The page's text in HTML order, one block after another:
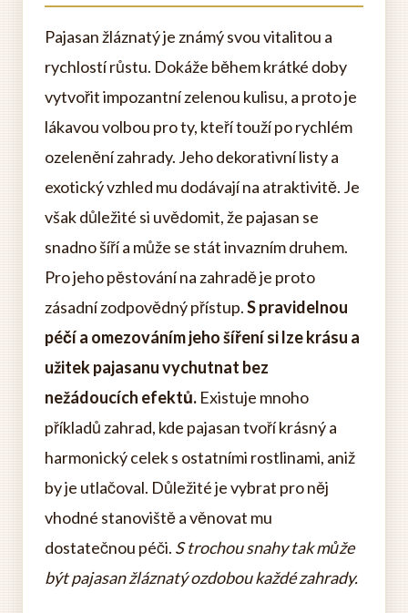
Pajasan žláznatý je známý svou vitalitou a
rychlostí růstu. Dokáže během krátké doby
vytvořit impozantní zelenou kulisu, a proto je
lákavou volbou pro ty, kteří touží po rychlém
ozelenění zahrady. Jeho dekorativní listy a
exotický vzhled mu dodávají na atraktivitě. Je
však důležité si uvědomit, že pajasan se
snadno šíří a může se stát invazním druhem.
Pro jeho pěstování na zahradě je proto
zásadní zodpovědný přístup.S pravidelnou
péčí a omezováním jeho šíření si lze krásu a
užitek pajasanu vychutnat bez
nežádoucích efektů. Existuje mnoho
příkladů zahrad, kde pajasan tvoří krásný a
harmonický celek s ostatními rostlinami, aniž
by je utlačoval. Důležité je vybrat pro něj
vhodné stanoviště a věnovat mu
dostatečnou péči. S trochou snahy tak může
být pajasan žláznatý ozdobou každé zahrady.